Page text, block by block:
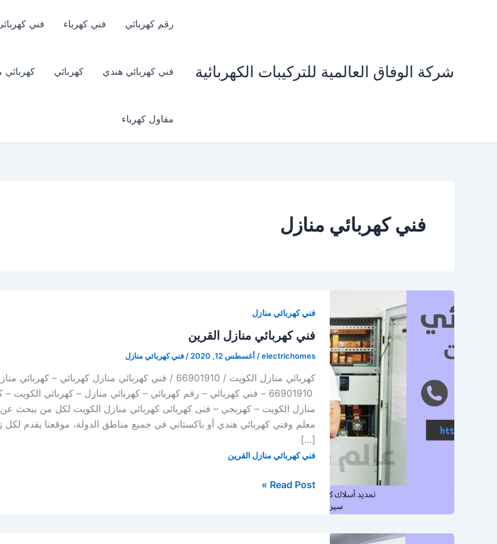
شركة الوفاق العالمية للتركيبات الكهربائية
رقم كهربائي فني كهرباء فني
فني كهربائي هندي كهربائي كهربائي
مقاول كهرباء
فني كهربائي منازل
فني كهربائي منازل
فني كهربائي منازل القرين
electrichomes
/ أغسطس 12, 2020 / فني كهربائي منازل
كهربائي منازل الكويت / 66901910 / فني كهربائي منازل كهربائي – كهربائي
66901910 – فني كهربائي – رقم كهربائي – كهربائي منازل – كهربائي الكويت –
منازل الكويت – كهربجي – فنى كهربائى كهربائي منازل الكويت لكل من يبحث
معلم وفني كهربائي هندي أو باكستاني في جميع مناطق الدولة، موقعنا يقدم لكل
[…]
فني كهربائي منازل القرين
فني
Read Post »